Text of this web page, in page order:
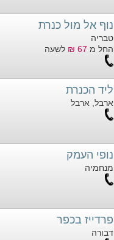
נוף אל מול כנרת
טבריה
החל מ 67 ₪ לשעה
ליד הכנרת
ארבל, ארבל
נופי העמק
מנחמיה
פרדייז בכפר
דבורה